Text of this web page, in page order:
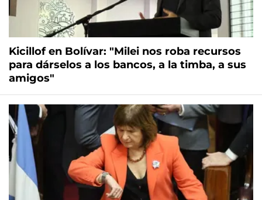
Kicillof en Bolívar: "Milei nos roba recursos
para dárselos a los bancos, a la timba, a sus
amigos"